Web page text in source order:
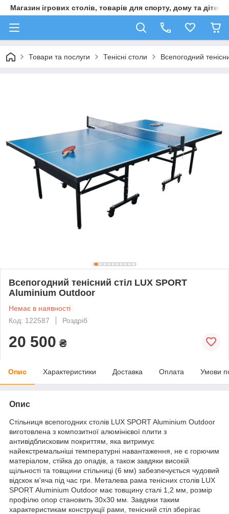
Магазин ігрових столів, товарів для спорту, дому та дітей
Товари та послуги Тенісні столи Всепогодний
Всепогодний тенісний стіл LUX SPORT
Aluminium Outdoor
Немає в наявності
Код: 122587
Роздріб
20 500 ₴
Опис Характеристики Доставка Оплата Умови
Опис
Стільниця всепогодних столів LUX SPORT Aluminium Outdoor
виготовлена з композитної алюмінієвої плити з
антивідблисковим покриттям, яка витримує
найекстремальніші температурні навантаження, не є горючим
матеріалом, стійка до опадів, а також завдяки високій
щільності та товщини стільниці (6 мм) забезпечується чудовий
відскок м'яча під час гри. Металева рама тенісних столів LUX
SPORT Aluminium Outdoor має товщину сталі 1,2 мм, розмір
профілю опор становить 30х30 мм. Завдяки таким
характеристикам конструкції рами, тенісний стіл зберігає